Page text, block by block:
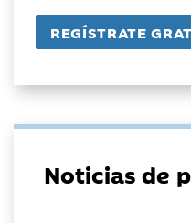
Noticias de